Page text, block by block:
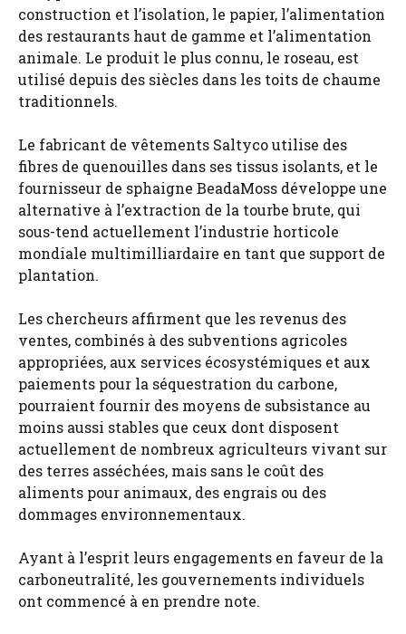
construction et l’isolation, le papier, l’alimentation
des restaurants haut de gamme et l’alimentation
animale. Le produit le plus connu, le roseau, est
utilisé depuis des siècles dans les toits de chaume
traditionnels.
Le fabricant de vêtements Saltyco utilise des
fibres de quenouilles dans ses tissus isolants, et le
fournisseur de sphaigne BeadaMoss développe une
alternative à l’extraction de la tourbe brute, qui
sous-tend actuellement l’industrie horticole
mondiale multimilliardaire en tant que support de
plantation.
Les chercheurs affirment que les revenus des
ventes, combinés à des subventions agricoles
appropriées, aux services écosystémiques et aux
paiements pour la séquestration du carbone,
pourraient fournir des moyens de subsistance au
moins aussi stables que ceux dont disposent
actuellement de nombreux agriculteurs vivant sur
des terres asséchées, mais sans le coût des
aliments pour animaux, des engrais ou des
dommages environnementaux.
Ayant à l’esprit leurs engagements en faveur de la
carboneutralité, les gouvernements individuels
ont commencé à en prendre note.